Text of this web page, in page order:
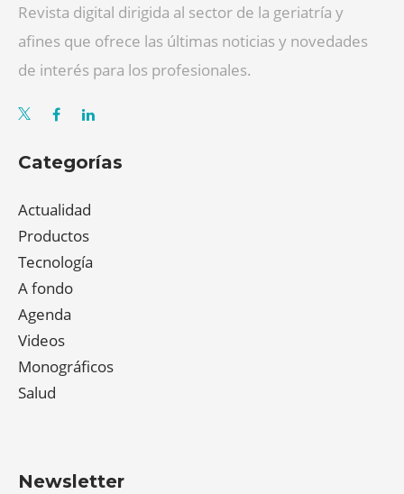
Revista digital dirigida al sector de la geriatría y
afines que ofrece las últimas noticias y novedades
de interés para los profesionales.
Categorías
Actualidad
Productos
Tecnología
A fondo
Agenda
Videos
Monográficos
Salud
Newsletter